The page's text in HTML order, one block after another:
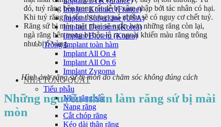
Implant Kontact (France)
Implant SuperLine (USA)
Implant Dentium (Korea)
Implant Biotem (Korea)
Trồng Implant toàn hàm
Implant All On 4
Implant All On 6
Implant Zygoma
NHA TỔNG QUÁT
Tiểu phẫu
Nhổ răng sâu
Nang răng
Cắt chóp răng
Kéo dài thân răng
đó, tuỷ răng bên trong rất dễ bị xâm nhập bởi tác nhân có hại.
Khi tuỷ răng bị tổn thương quá nhiều sẽ có nguy cơ chết tuỷ.
Răng sứ bị mòn mặt nhai sẽ ngắn hơn những răng còn lại,
ngà răng bên trong bị bộc lộ ra ngoài khiến màu răng trông
như bị ố vàng.
Hình ảnh răng sứ bị mòn do chăm sóc không đúng cách
Những nguyên nhân làm răng sứ bị mài
mòn